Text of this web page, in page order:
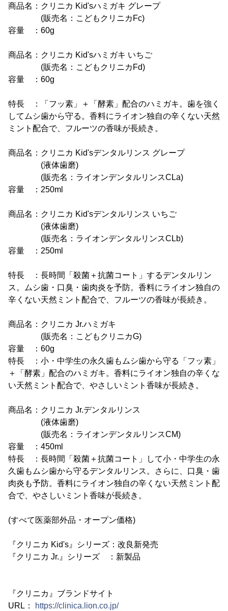
商品名：クリニカ Kid'sハミガキ グレープ
(販売名：こどもクリニカFc)
容量 ：60g
商品名：クリニカ Kid'sハミガキ いちご
(販売名：こどもクリニカFd)
容量 ：60g
特長 ：「フッ素」＋「酵素」配合のハミガキ。歯を強く
してムシ歯から守る。香料にライオン独自の辛くない天然
ミント配合で、フルーツの香味が長続き。
商品名：クリニカ Kid'sデンタルリンス グレープ
(液体歯磨)
(販売名：ライオンデンタルリンスCLa)
容量 ：250ml
商品名：クリニカ Kid'sデンタルリンス いちご
(液体歯磨)
(販売名：ライオンデンタルリンスCLb)
容量 ：250ml
特長 ：長時間「殺菌＋抗菌コート」するデンタルリン
ス。ムシ歯・口臭・歯肉炎を予防。香料にライオン独自の
辛くない天然ミント配合で、フルーツの香味が長続き。
商品名：クリニカ Jr.ハミガキ
(販売名：こどもクリニカG)
容量 ：60g
特長 ：小・中学生の永久歯もムシ歯から守る「フッ素」
＋「酵素」配合のハミガキ。香料にライオン独自の辛くな
い天然ミント配合で、やさしいミント香味が長続き。
商品名：クリニカ Jr.デンタルリンス
(液体歯磨)
(販売名：ライオンデンタルリンスCM)
容量 ：450ml
特長 ：長時間「殺菌＋抗菌コート」して小・中学生の永
久歯もムシ歯から守るデンタルリンス。さらに、口臭・歯
肉炎も予防。香料にライオン独自の辛くない天然ミント配
合で、やさしいミント香味が長続き。
(すべて医薬部外品・オープン価格)
『クリニカ Kid's』シリーズ：改良新発売
『クリニカ Jr.』シリーズ ：新製品
『クリニカ』ブランドサイト
URL：
https://clinica.lion.co.jp/